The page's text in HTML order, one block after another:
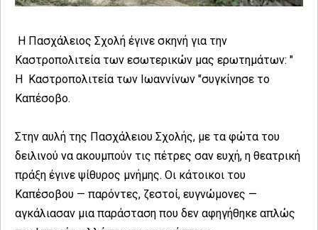
Η Πασχάλειος Σχολή έγινε σκηνή για την
Καστροπολιτεία των εσωτερικών μας ερωτημάτων: "
Η Καστροπολιτεία των Ιωαννίνων "συγκίνησε το
Καπέσοβο.
Στην αυλή της Πασχάλειου Σχολής, με τα φώτα του
δειλινού να ακουμπούν τις πέτρες σαν ευχή, η θεατρική
πράξη έγινε ψίθυρος μνήμης. Οι κάτοικοι του
Καπέσοβου — παρόντες, ζεστοί, ευγνώμονες —
αγκάλιασαν μια παράσταση που δεν αφηγήθηκε απλώς